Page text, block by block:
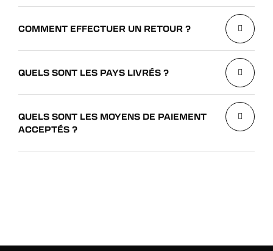
COMMENT EFFECTUER UN RETOUR ?
QUELS SONT LES PAYS LIVRÉS ?
QUELS SONT LES MOYENS DE PAIEMENT
ACCEPTÉS ?